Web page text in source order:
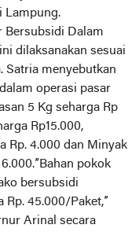
Lampung.
Bersubsidi Dalam
dilaksanakan sesuai
Satria menyebutkan
operasi pasar
5 Kg seharga Rp
Rp15.000,
Rp. 4.000 dan Minyak
pokok
bersubsidi
Rp. 45.000/Paket,”
Arinal secara